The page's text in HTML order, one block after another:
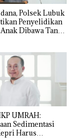
Polsek Lubuk
Penyelidikan
Dibawa Tanpa
UMRAH:
Sedimentasi
Harus